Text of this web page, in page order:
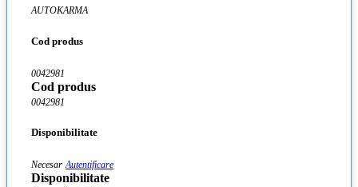
AUTOKARMA
Cod produs
0042981
Cod produs
0042981
Disponibilitate
Necesar Autentificare
Disponibilitate